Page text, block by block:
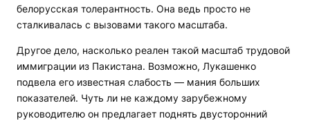
белорусская толерантность. Она ведь просто не
сталкивалась с вызовами такого масштаба.
Другое дело, насколько реален такой масштаб трудовой
иммиграции из Пакистана. Возможно, Лукашенко
подвела его известная слабость — мания больших
показателей. Чуть ли не каждому зарубежному
руководителю он предлагает поднять двусторонний